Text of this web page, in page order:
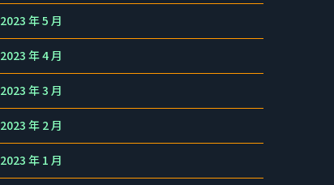
2023 年 5 月
2023 年 4 月
2023 年 3 月
2023 年 2 月
2023 年 1 月